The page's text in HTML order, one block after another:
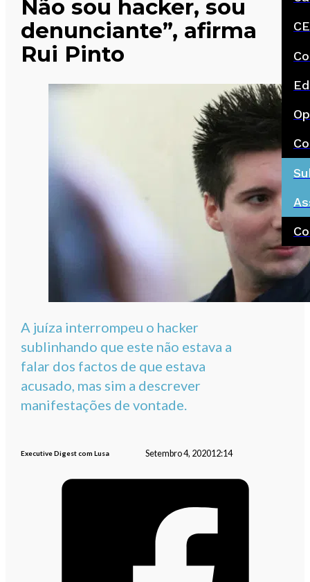
Não sou hacker, sou
denunciante”, afirma
Rui Pinto
A juíza interrompeu o hacker
sublinhando que este não estava a
falar dos factos de que estava
acusado, mas sim a descrever
manifestações de vontade.
Executive Digest com Lusa Setembro 4, 202012:14